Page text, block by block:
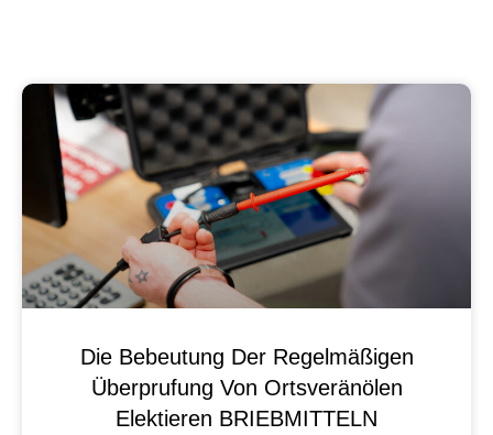
Die Bebeutung Der Regelmäßigen
Überprufung Von Ortsveränölen
Elektieren BRIEBMITTELN